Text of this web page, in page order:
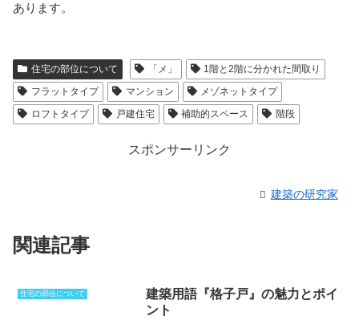
あります。
住宅の部位について 「メ」
1階と2階に分かれた間取り
フラットタイプ
マンション
メゾネットタイプ
ロフトタイプ
戸建住宅 補助的スペース 階段
スポンサーリンク
建築の研究家
関連記事
住宅の部位について
建築用語『格子戸』の魅力とポイ
ント